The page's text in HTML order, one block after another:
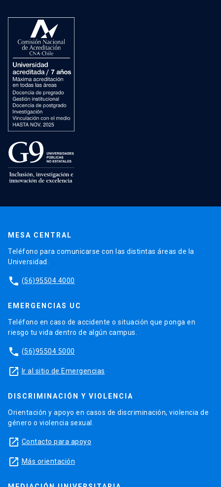
MESA CENTRAL
Teléfono para comunicarse con las distintas áreas de la
Universidad.
phone (56)95504 4000
EMERGENCIAS UC
Teléfono en caso de accidente o situación que ponga en
riesgo tu vida dentro de algún campus.
phone (56)95504 5000
launch Ir al sitio de Emergencias
DISCRIMINACIÓN Y VIOLENCIA
Orientación y apoyo en casos de discriminación, violencia de
género o violencia sexual.
launch Contacto para apoyo
launch Más orientación